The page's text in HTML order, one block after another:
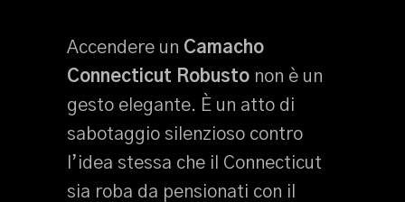
Accendere un Camacho
Connecticut Robusto non è un
gesto elegante. È un atto di
sabotaggio silenzioso contro
l’idea stessa che il Connecticut
sia roba da pensionati con il